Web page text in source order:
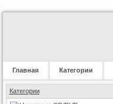
Главная Категории
Категории